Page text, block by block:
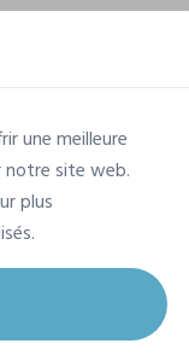
une meilleure
notre site web.
plus